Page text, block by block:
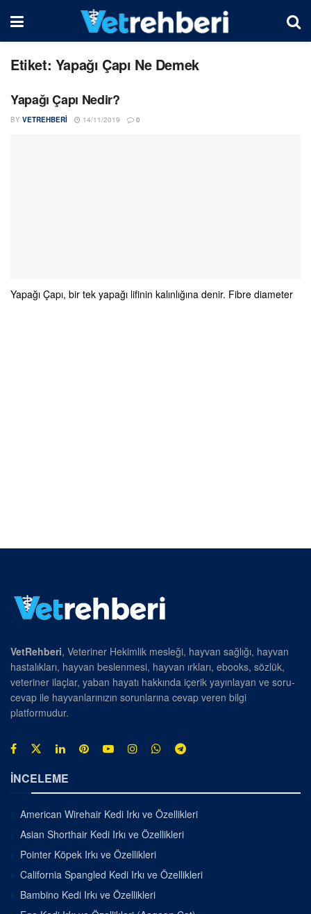
Etiket: Yapağı Çapı Ne Demek
Yapağı Çapı Nedir?
BY VETREHBERI 14/11/2019 0
Yapağı Çapı, bir tek yapağı lifinin kalınlığına denir. Fibre diameter
VetRehberi, Veteriner Hekimlik mesleği, hayvan sağlığı, hayvan
hastalıkları, hayvan beslenmesi, hayvan ırkları, ebooks, sözlük,
veteriner ilaçlar, yaban hayatı hakkında içerik yayınlayan ve soru-
cevap ile hayvanlarınızın sorunlarına cevap veren bilgi
platformudur.
İNCELEME
American Wirehair Kedi Irkı ve Özellikleri
Asian Shorthair Kedi Irkı ve Özellikleri
Pointer Köpek Irkı ve Özellikleri
California Spangled Kedi Irkı ve Özellikleri
Bambino Kedi Irkı ve Özellikleri